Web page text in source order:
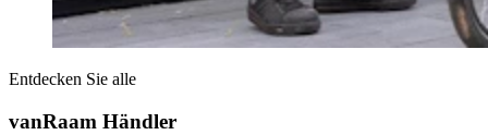
Entdecken Sie alle
vanRaam Händler